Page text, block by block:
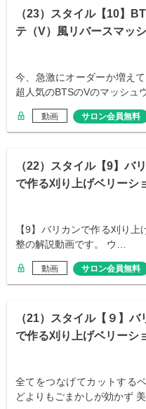
（23）スタイル【10】
テ（V）風リバースマッ
今、急激にオーダーか増え
超人気のBTSのVのマッシュ
動画 サロン会員無料
（22）スタイル【9】バ
で作る刈り上げベリーシ
【9】バリカンで作る刈り
整の解説動画です。 ウ…
動画 サロン会員無料
（21）スタイル【９】バ
で作る刈り上げベリーシ
全てをつなげてカットする
どよりもごまかしが効かず